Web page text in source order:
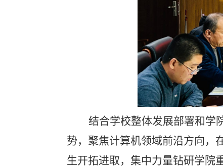
结合学校整体发展部署和学
势，聚焦计算机领域前沿方向，
生开拓进取，集中力量钻研学院